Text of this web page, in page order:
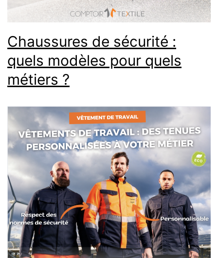
Chaussures de sécurité :
quels modèles pour quels
métiers ?